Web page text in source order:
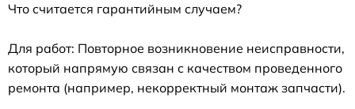
Что считается гарантийным случаем?
Для работ: Повторное возникновение неисправности,
который напрямую связан с качеством проведенного
ремонта (например, некорректный монтаж запчасти).